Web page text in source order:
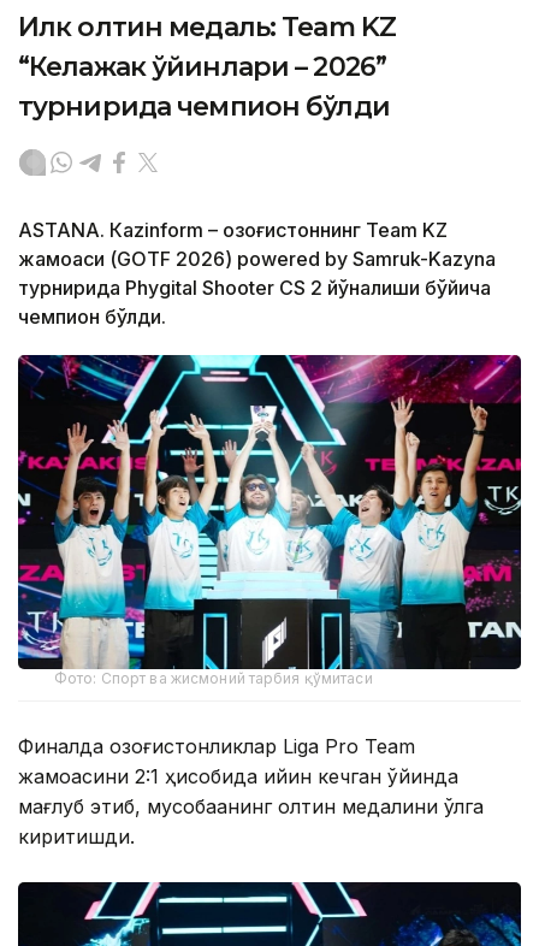
Илк олтин медаль: Team KZ
“Келажак ўйинлари – 2026”
турнирида чемпион бўлди
ASTANА. Кazinform – Қозоғистоннинг Team KZ
жамоаси (GOTF 2026) powered by Samruk-Kazyna
турнирида Phygital Shooter CS 2 йўналиши бўйича
чемпион бўлди.
Фото: Спорт ва жисмоний тарбия қўмитаси
Финалда қозоғистонликлар Liga Pro Team
жамоасини 2:1 ҳисобида қийин кечган ўйинда
мағлуб этиб, мусобақанинг олтин медалини қўлга
киритишди.